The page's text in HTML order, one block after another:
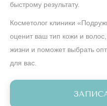
быстрому результату.
Косметолог клиники
оценит ваш тип кожи и
жизни и поможет выбрать
для вас.